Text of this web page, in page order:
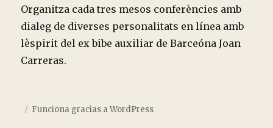
Organitza cada tres mesos conferències amb
dialeg de diverses personalitats en línea amb
lèspirit del ex bibe auxiliar de Barceóna Joan
Carreras.
Funciona gracias a WordPress